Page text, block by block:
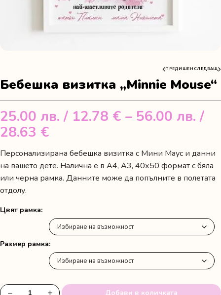
ПРЕДИШЕН СЛЕДВАЩ
Бебешка визитка „Minnie Mouse“
25.00 лв. / 12.78 € – 56.00 лв. /
28.63 €
range:
25.00 лв.
/
56.00 лв.
/
28.63 €
Персонализирана бебешка визитка с Мини Маус и данни
на вашето дете. Налична е в А4, А3, 40х50 формат с бяла
или черна рамка. Данните може да попълните в полетата
отдолу.
Цвят рамка
Размер рамка
Добави в количката